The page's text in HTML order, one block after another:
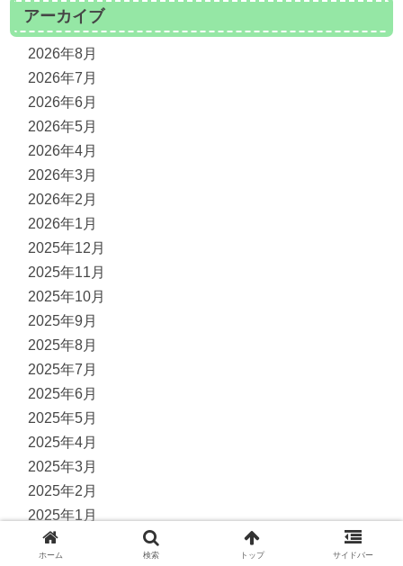
アーカイブ
2026年8月
2026年7月
2026年6月
2026年5月
2026年4月
2026年3月
2026年2月
2026年1月
2025年12月
2025年11月
2025年10月
2025年9月
2025年8月
2025年7月
2025年6月
2025年5月
2025年4月
2025年3月
2025年2月
2025年1月
2024年12月
ホーム 検索 トップ サイドバー